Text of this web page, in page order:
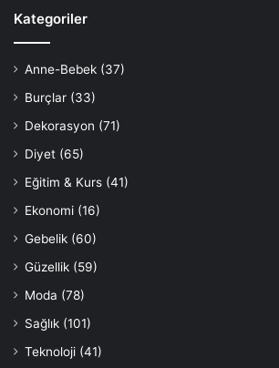
Kategoriler
Anne-Bebek (37)
Burçlar (33)
Dekorasyon (71)
Diyet (65)
Eğitim & Kurs (41)
Ekonomi (16)
Gebelik (60)
Güzellik (59)
Moda (78)
Sağlık (101)
Teknoloji (41)